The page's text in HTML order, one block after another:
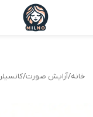
خانه/آرایش صورت/کانسیلر